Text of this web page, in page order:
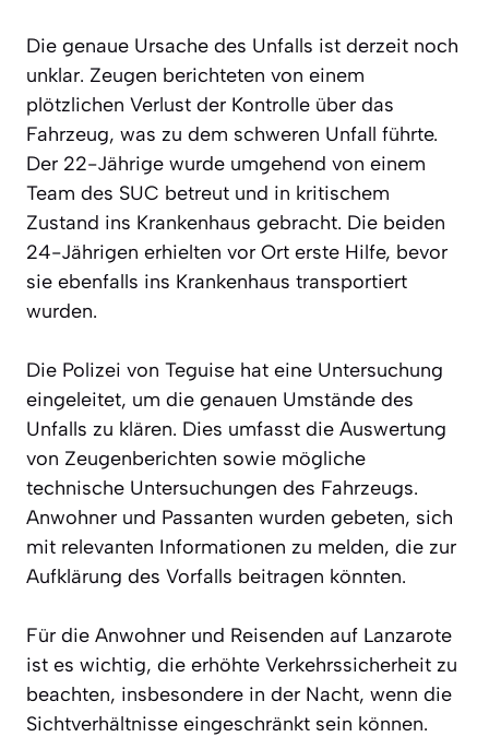
Die genaue Ursache des Unfalls ist derzeit noch
unklar. Zeugen berichteten von einem
plötzlichen Verlust der Kontrolle über das
Fahrzeug, was zu dem schweren Unfall führte.
Der 22-Jährige wurde umgehend von einem
Team des SUC betreut und in kritischem
Zustand ins Krankenhaus gebracht. Die beiden
24-Jährigen erhielten vor Ort erste Hilfe, bevor
sie ebenfalls ins Krankenhaus transportiert
wurden.
Die Polizei von Teguise hat eine Untersuchung
eingeleitet, um die genauen Umstände des
Unfalls zu klären. Dies umfasst die Auswertung
von Zeugenberichten sowie mögliche
technische Untersuchungen des Fahrzeugs.
Anwohner und Passanten wurden gebeten, sich
mit relevanten Informationen zu melden, die zur
Aufklärung des Vorfalls beitragen könnten.
Für die Anwohner und Reisenden auf Lanzarote
ist es wichtig, die erhöhte Verkehrssicherheit zu
beachten, insbesondere in der Nacht, wenn die
Sichtverhältnisse eingeschränkt sein können.